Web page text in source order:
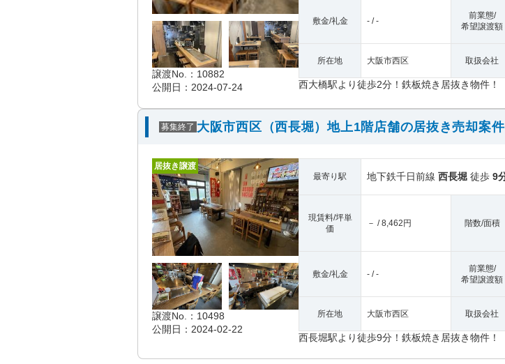
譲渡No.：10882
公開日：2024-07-24
敷金/礼金 - / -
前業態/
希望譲渡額
所在地 大阪市西区 取扱会社
西大橋駅より徒歩2分！鉄板焼き居抜き物件！
募集終了 大阪市西区（西長堀）地上1階店舗の居抜き売却案件
居抜き譲渡
譲渡No.：10498
公開日：2024-02-22
最寄り駅 地下鉄千日前線 西長堀 徒歩 9
現賃料/坪単
価
－ / 8,462円 階数/面積
敷金/礼金 - / -
前業態/
希望譲渡額
所在地 大阪市西区 取扱会社
西長堀駅より徒歩9分！鉄板焼き居抜き物件！